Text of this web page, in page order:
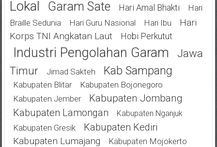
Lokal Garam Sate Hari Amal Bhakti
Hari
Braille Sedunia
Hari Guru Nasional Hari Ibu
Hari
Korps TNI Angkatan Laut
Hobi Perkutut
Industri Pengolahan Garam
Jawa
Timur
Jimad Sakteh Kab Sampang
Kabupaten Blitar
Kabupaten Bojonegoro
Kabupaten Jember
Kabupaten Jombang
Kabupaten Lamongan
Kabupaten Nganjuk
Kabupaten Gresik Kabupaten Kediri
Kabupaten Lumajang Kabupaten Mojokerto